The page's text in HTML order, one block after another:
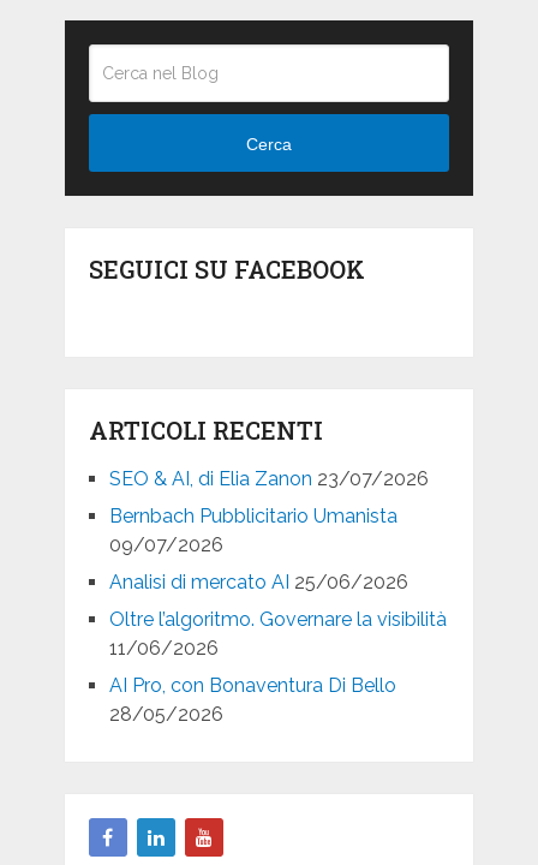
Cerca
SEGUICI SU FACEBOOK
ARTICOLI RECENTI
SEO & AI, di Elia Zanon 23/07/2026
Bernbach Pubblicitario Umanista
09/07/2026
Analisi di mercato AI 25/06/2026
Oltre l’algoritmo. Governare la visibilità
11/06/2026
AI Pro, con Bonaventura Di Bello
28/05/2026